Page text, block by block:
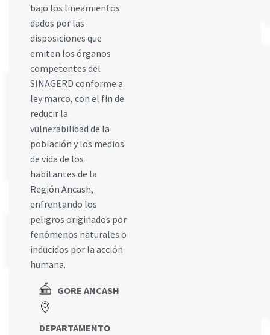
bajo los lineamientos
dados por las
disposiciones que
emiten los órganos
competentes del
SINAGERD conforme a
ley marco, con el fin de
reducir la
vulnerabilidad de la
población y los medios
de vida de los
habitantes de la
Región Ancash,
enfrentando los
peligros originados por
fenómenos naturales o
inducidos por la acción
humana.
GORE ANCASH
DEPARTAMENTO